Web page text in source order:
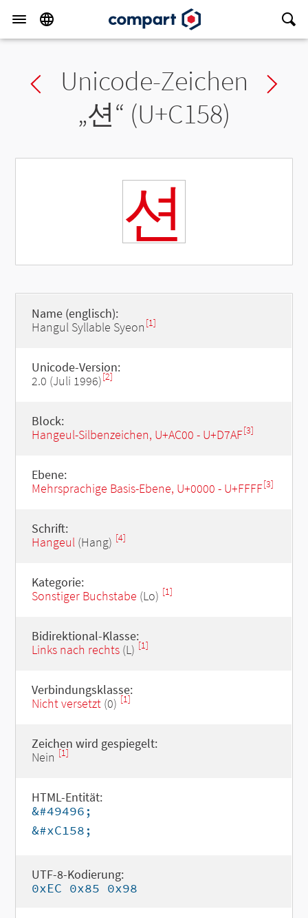
Previous char
Unicode-Zeichen
„션“ (U+C158)
션
Name (englisch):
Hangul Syllable Syeon [1]
Unicode-Version:
2.0 (Juli 1996)[2]
Block:
Hangeul-Silbenzeichen, U+AC00 - U+D7AF[3]
Ebene:
Mehrsprachige Basis-Ebene, U+0000 - U+FFFF[3]
Schrift:
Hangeul(Hang) [4]
Kategorie:
Sonstiger Buchstabe (Lo) [1]
Bidirektional-Klasse:
Links nach rechts(L) [1]
Verbindungsklasse:
Nicht versetzt(0) [1]
Zeichen wird gespiegelt:
Nein [1]
HTML-Entität:
&#49496;
&#xC158;
UTF-8-Kodierung:
0xEC 0x85 0x98